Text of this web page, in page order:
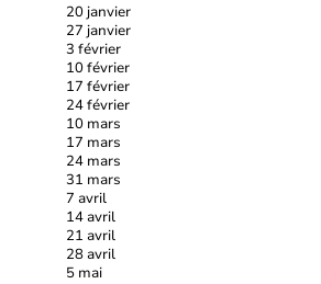
20 janvier
27 janvier
3 février
10 février
17 février
24 février
10 mars
17 mars
24 mars
31 mars
7 avril
14 avril
21 avril
28 avril
5 mai